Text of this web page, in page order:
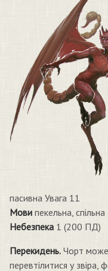
пасивна Увага 11
Мови пекельна, спільна
Небезпека 1 (200 ПД)
Перекидень. Чорт
перевтілитися у звіра,